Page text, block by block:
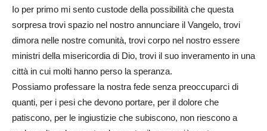
Io per primo mi sento custode della possibilità che questa
sorpresa trovi spazio nel nostro annunciare il Vangelo, trovi
dimora nelle nostre comunità, trovi corpo nel nostro essere
ministri della misericordia di Dio, trovi il suo inveramento in una
città in cui molti hanno perso la speranza.
Possiamo professare la nostra fede senza preoccuparci di
quanti, per i pesi che devono portare, per il dolore che
patiscono, per le ingiustizie che subiscono, non riescono a